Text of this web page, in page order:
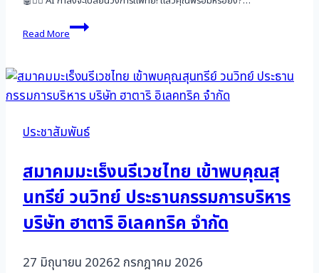
Read More
ขอ
เชิญ
ร่วม
งาน
Summit:
Shaping
Future
of
Care
ประชาสัมพันธ์
สมาคมมะเร็งนรีเวชไทย เข้าพบคุณสุ
นทรีย์ วนวิทย์ ประธานกรรมการบริหาร
บริษัท ฮาตาริ อิเลคทริค จำกัด
27 มิถุนายน 20262 กรกฎาคม 2026